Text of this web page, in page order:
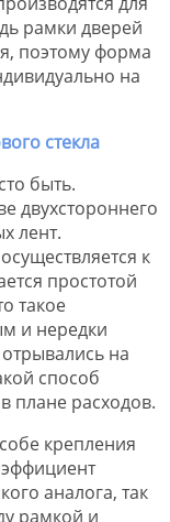
рамки дверей
поэтому форма
на
быть.
двухстороннего
лент.
к
простотой
такое
и нередки
на
способ
плане расходов.
крепления
аналога, так
рамкой и